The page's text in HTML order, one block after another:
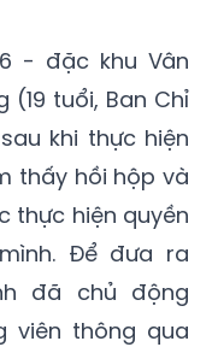
- đặc khu Vân
(19 tuổi, Ban Chỉ
khi thực hiện
thấy hồi hộp và
thực hiện quyền
Để đưa ra
đã chủ động
viên thông qua